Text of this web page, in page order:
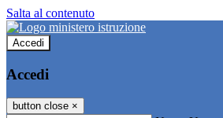
Salta al contenuto
Accedi
Accedi
button close ×